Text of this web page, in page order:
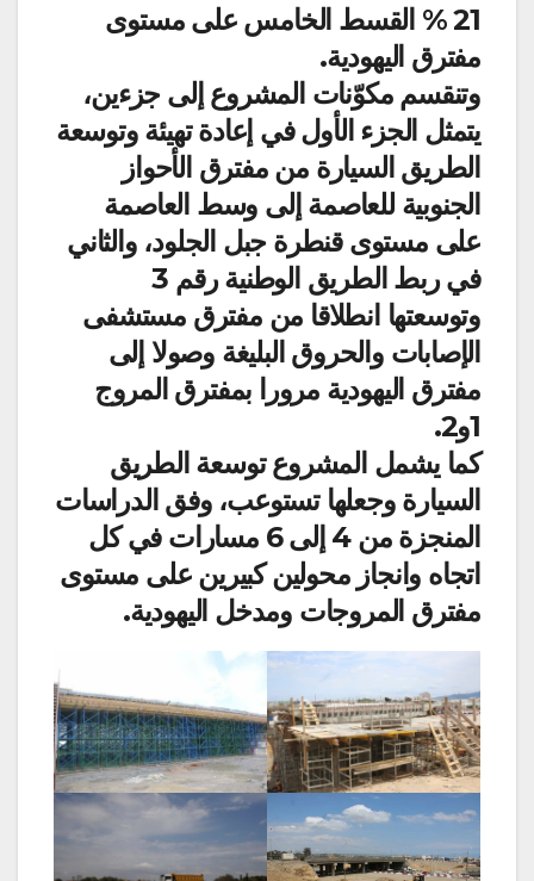
21 % القسط الخامس على مستوى
مفترق اليهودية.
وتنقسم مكوّنات المشروع إلى جزءين،
يتمثل الجزء الأول في إعادة تهيئة وتوسعة
الطريق السيارة من مفترق الأحواز
الجنوبية للعاصمة إلى وسط العاصمة
على مستوى قنطرة جبل الجلود، والثاني
في ربط الطريق الوطنية رقم 3
وتوسعتها انطلاقا من مفترق مستشفى
الإصابات والحروق البليغة وصولا إلى
مفترق اليهودية مرورا بمفترق المروج
1و2.
كما يشمل المشروع توسعة الطريق
السيارة وجعلها تستوعب، وفق الدراسات
المنجزة من 4 إلى 6 مسارات في كل
اتجاه وانجاز محولين كبيرين على مستوى
مفترق المروجات ومدخل اليهودية.